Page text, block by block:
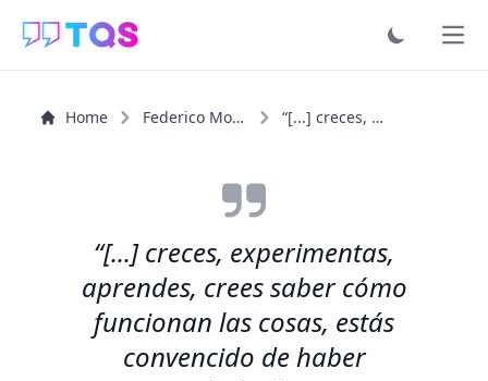
Home Federico Moccia “[...] creces, experimentas, aprendes, crees saber cómo...”
“[...] creces, experimentas,
aprendes, crees saber cómo
funcionan las cosas, estás
convencido de haber